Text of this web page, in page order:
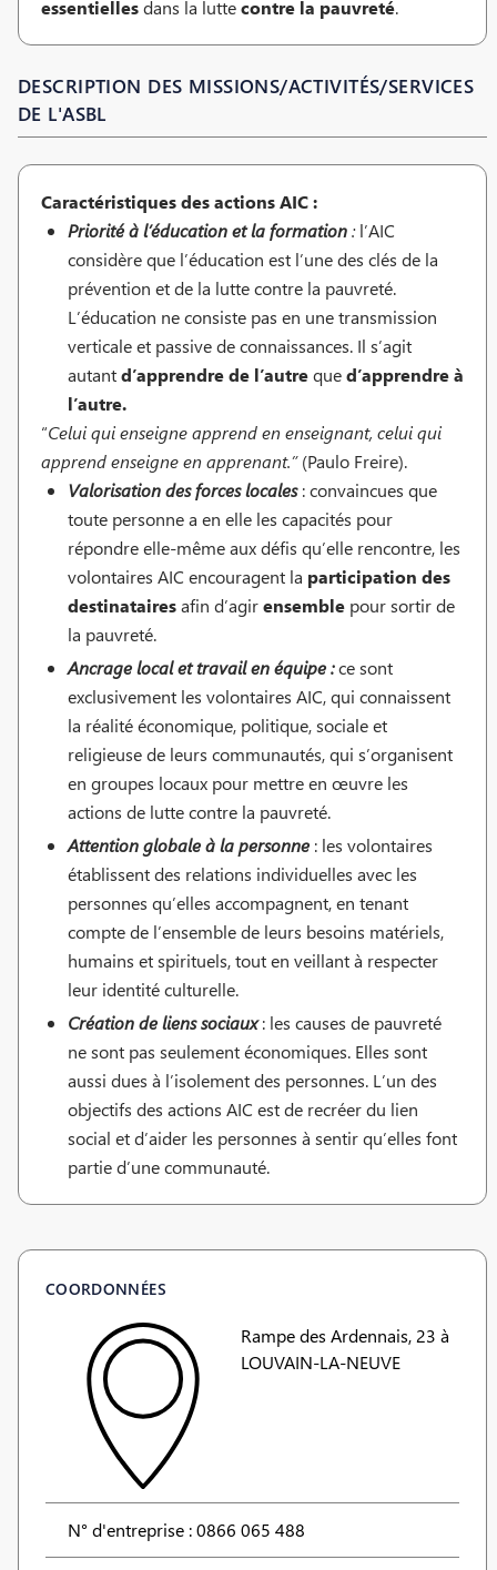
essentiellesdans la luttecontre la pauvreté.
DESCRIPTION DES MISSIONS/ACTIVITÉS/SERVICES
DE L'ASBL
Caractéristiques des actions AIC :
Priorité à l’éducation et la formation:l’AIC
considère que l’éducation est l’une des clés de la
prévention et de la lutte contre la pauvreté.
L’éducation ne consiste pas en une transmission
verticale et passive de connaissances. Il s’agit
autantd’apprendre de l’autrequed’apprendre à
l’autre.
“Celui qui enseigne apprend en enseignant, celui qui
apprend enseigne en apprenant.”(Paulo Freire).
Valorisation des forces locales: convaincues que
toute personne a en elle les capacités pour
répondre elle-même aux défis qu’elle rencontre, les
volontaires AIC encouragent la participation des
destinatairesafin d’agirensemble pour sortir de
la pauvreté.
Ancrage local et travail en équipe :ce sont
exclusivement les volontaires AIC, qui connaissent
la réalité économique, politique, sociale et
religieuse de leurs communautés, qui s’organisent
en groupes locaux pour mettre en œuvre les
actions de lutte contre la pauvreté.
Attention globale à la personne : les volontaires
établissent des relations individuelles avec les
personnes qu’elles accompagnent, en tenant
compte de l’ensemble de leurs besoins matériels,
humains et spirituels, tout en veillant à respecter
leur identité culturelle.
Création de liens sociaux: les causes de pauvreté
ne sont pas seulement économiques. Elles sont
aussi dues à l’isolement des personnes. L’un des
objectifs des actions AIC est de recréer du lien
social et d’aider les personnes à sentir qu’elles font
partie d’une communauté.
COORDONNÉES
Rampe des Ardennais, 23 à
LOUVAIN-LA-NEUVE
N° d'entreprise : 0866 065 488